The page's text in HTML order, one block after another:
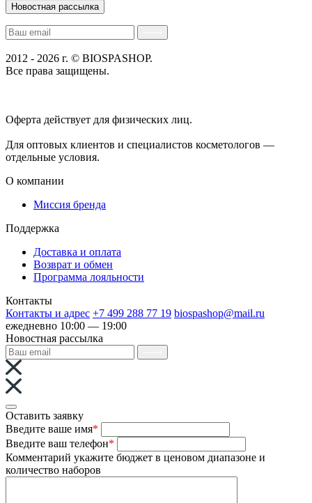
Новостная рассылка
2012 - 2026 г. © BIOSPASHOP.
Все права защищены.
Оферта действует для физических лиц.
Для оптовых клиентов и специалистов косметологов —
отдельные условия.
О компании
Миссия бренда
Поддержка
Доставка и оплата
Возврат и обмен
Программа лояльности
Контакты
Контакты и адрес +7 499 288 77 19 biospashop@mail.ru
ежедневно 10:00 — 19:00
Новостная рассылка
Оставить заявку
Введите ваше имя*
Введите ваш телефон*
Комментарий укажите бюджет в ценовом диапазоне и
количество наборов